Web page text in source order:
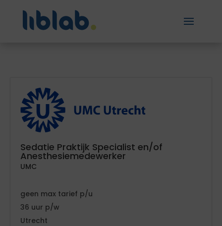
Sedatie Praktijk Specialist en/of
Anesthesiemedewerker
UMC
geen
tarief
36
Utrecht